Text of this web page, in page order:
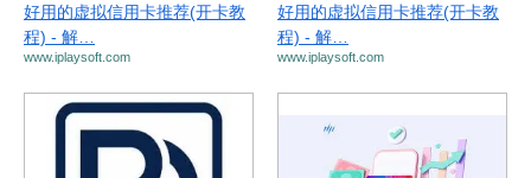
好用的虚拟信用卡推荐(开卡教
程) - 解…
www.iplaysoft.com
好用的虚拟信用卡推荐(开卡教
程) - 解…
www.iplaysoft.com